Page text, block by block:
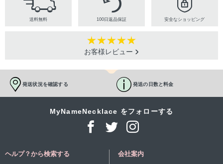
送料無料 100日返品保証 安全なショッピング
お客様レビュー
発送状況を確認する 発送の日数と料金
MyNameNecklace をフォローする
ヘルプ？から検索する 会社案内